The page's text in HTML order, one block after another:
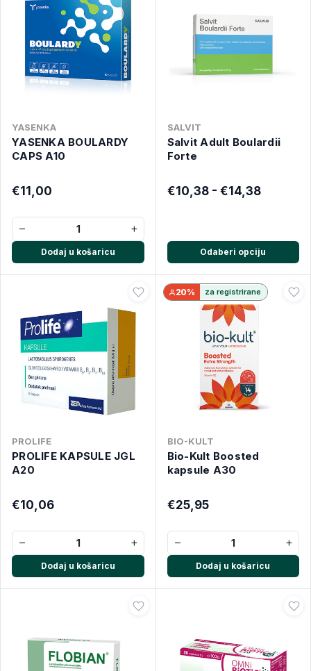
YASENKA
YASENKA BOULARDY
CAPS A10
€11,00
− +
Dodaj u košaricu
SALVIT
Salvit Adult Boulardii
Forte
€10,38 - €14,38
Odaberi opciju
PROLIFE
PROLIFE KAPSULE JGL
A20
€10,06
− +
Dodaj u košaricu
20% za registrirane
BIO-KULT
Bio-Kult Boosted
kapsule A30
€25,95
− +
Dodaj u košaricu